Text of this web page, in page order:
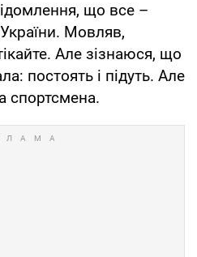
що все –
Мовляв,
Але зізнаюся, що
постоять і підуть. Але
спортсмена.